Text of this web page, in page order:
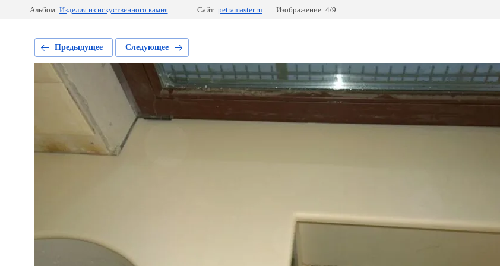
Альбом: Изделия из искуственного камня Сайт: petramaster.ru Изображение: 4/9
Предыдущее Следующее